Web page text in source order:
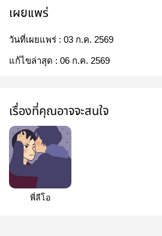
เผยแพร่
วันที่เผยแพร่ : 03 ก.ค. 2569
แก้ไขล่าสุด : 06 ก.ค. 2569
เรื่องที่คุณอาจจะสนใจ
พี่ลีโอ